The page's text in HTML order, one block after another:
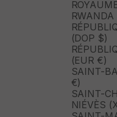
(DOP $)
(EUR €)
SAINT-
€)
SAINT-
NIÉVÈS